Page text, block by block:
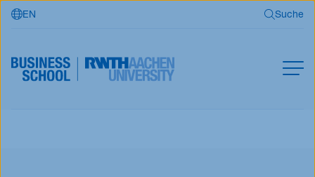
Zum Hauptinhalt springen
EN Suche